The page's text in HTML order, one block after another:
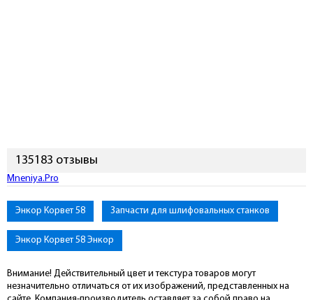
135183 отзывы
Mneniya.Pro
Энкор Корвет 58 Запчасти для шлифовальных станков
Энкор Корвет 58 Энкор
Внимание! Действительный цвет и текстура товаров могут
незначительно отличаться от их изображений, представленных на